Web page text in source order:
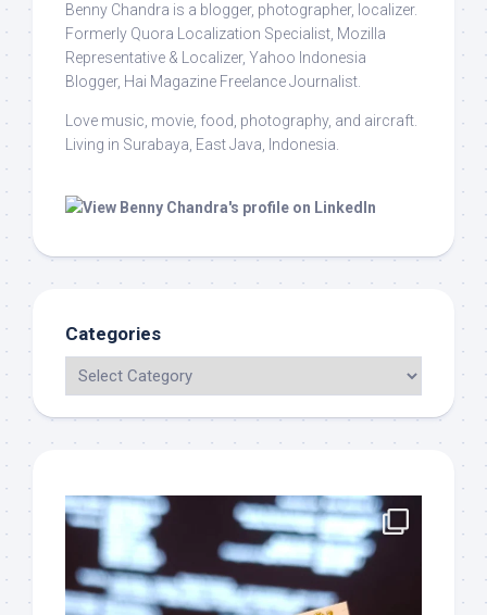
Benny Chandra is a blogger, photographer, localizer.
Formerly Quora Localization Specialist, Mozilla
Representative & Localizer, Yahoo Indonesia
Blogger, Hai Magazine Freelance Journalist.
Love music, movie, food, photography, and aircraft.
Living in Surabaya, East Java, Indonesia.
Categories